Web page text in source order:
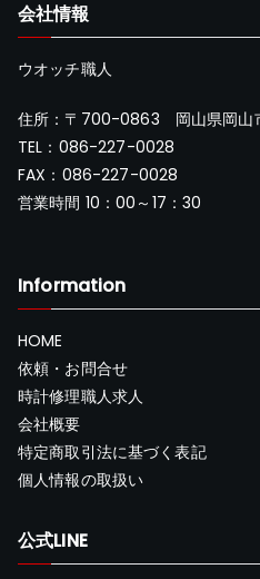
会社情報
ウオッチ職人
住所：〒700-0863 岡山県岡山
TEL：086-227-0028
FAX：086-227-0028
営業時間 10：00～17：30
Information
HOME
依頼・お問合せ
時計修理職人求人
会社概要
特定商取引法に基づく表記
個人情報の取扱い
公式LINE